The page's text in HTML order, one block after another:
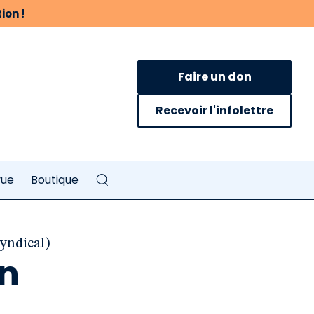
!
Faire un don
Recevoir l'infolettre
Boutique